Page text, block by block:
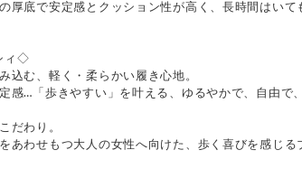
厚底で安定感とクッション性が高く、長時間はいて
ィ◇
込む、軽く・柔らかい履き心地。
感…「歩きやすい」を叶える、ゆるやかで、自由で
だわり。
あわせもつ大人の女性へ向けた、歩く喜びを感じる